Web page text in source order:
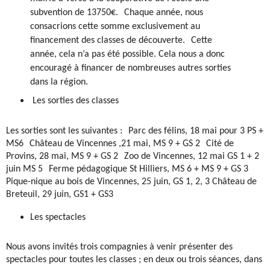
subvention de 13750€. Chaque année, nous
consacrions cette somme exclusivement au
financement des classes de découverte. Cette
année, cela n’a pas été possible. Cela nous a donc
encouragé à financer de nombreuses autres sorties
dans la région.
Les sorties des classes
Les sorties sont les suivantes : Parc des félins, 18 mai pour 3 PS +
MS6 Château de Vincennes ,21 mai, MS 9 + GS 2 Cité de
Provins, 28 mai, MS 9 + GS 2 Zoo de Vincennes, 12 mai GS 1 + 2
juin MS 5 Ferme pédagogique St Hilliers, MS 6 + MS 9 + GS 3
Pique-nique au bois de Vincennes, 25 juin, GS 1, 2, 3 Château de
Breteuil, 29 juin, GS1 + GS3
Les spectacles
Nous avons invités trois compagnies à venir présenter des
spectacles pour toutes les classes ; en deux ou trois séances, dans